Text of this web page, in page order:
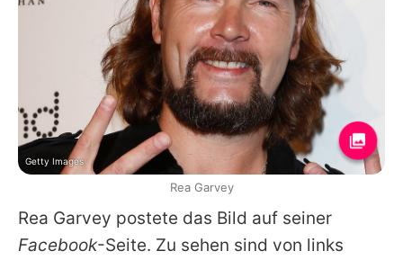
Rea Garvey postete das Bild auf seiner
Facebook-Seite. Zu sehen sind von links
Getty Images
Rea Garvey